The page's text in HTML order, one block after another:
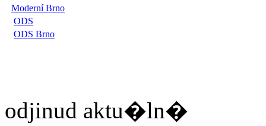
Moderní Brno
ODS
ODS Brno
odjinud aktu�ln�